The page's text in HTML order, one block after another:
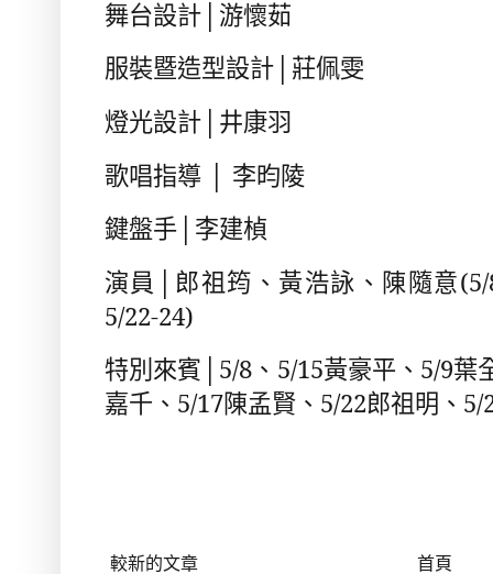
舞台設計 游懷茹
服裝暨造型設計 莊佩雯
燈光設計 井康羽
歌唱指導
李昀陵
鍵盤手 李建楨
演員
郎祖筠、黃浩詠、陳隨意
5/22-24)
特別來賓 │5/8 、 5/15黃豪平、 5/9葉
嘉千、 5/17陳孟賢、 5/22郎祖明、 5/
較新的文章 首頁